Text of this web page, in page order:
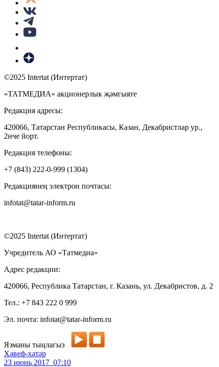
©2025 Intertat (Интертат)
«ТАТМЕДИА» акционерлык җәмгыяте
Редакция адресы:
420066, Татарстан Республикасы, Казан, Декабристлар ур.,
2нче йорт.
Редакция телефоны:
+7 (843) 222-0-999 (1304)
Редакциянең электрон почтасы:
infotat@tatar-inform.ru
©2025 Intertat (Интертат)
Учредитель АО «Татмедиа»
Адрес редакции:
420066, Республика Татарстан, г. Казань, ул. Декабристов, д. 2
Тел.: +7 843 222 0 999
Эл. почта: infotat@tatar-inform.ru
Язманы тыңлагыз
Хәвеф-хәтәр
23 июнь 2017 07:10